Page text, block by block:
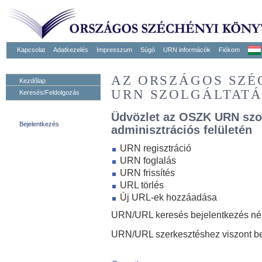
Kapcsolat Adatkezelés Impresszum Súgó URN informácók Fiókom
Kezdőlap
Keresés/Feldolgozás
Bejelentkezés
AZ ORSZÁGOS
URN
Üdvözlet az OSZK URN
adminisztrációs felületén
URN regisztráció
URN foglalás
URN frissítés
URL törlés
Új URL-ek hozzáadása
URN/URL keresés bejelentkezés
URN/URL szerkesztéshez viszont